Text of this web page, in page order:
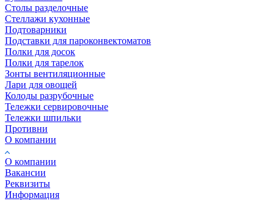
Столы разделочные
Стеллажи кухонные
Подтоварники
Подставки для пароконвектоматов
Полки для досок
Полки для тарелок
Зонты вентиляционные
Лари для овощей
Колоды разрубочные
Тележки сервировочные
Тележки шпильки
Противни
О компании
О компании
Вакансии
Реквизиты
Информация